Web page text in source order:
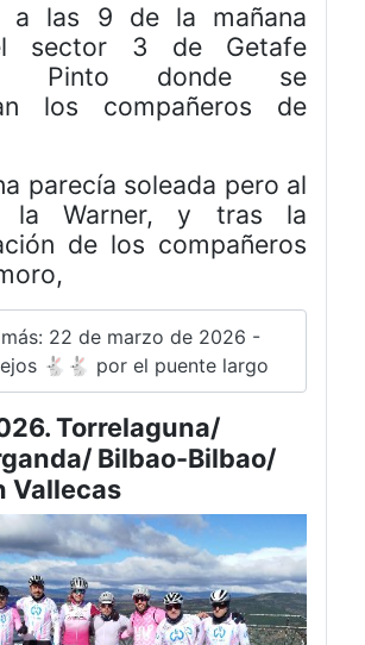
a las 9 de la mañana
sector 3 de Getafe
Pinto donde se
los compañeros de
parecía soleada pero al
la Warner, y tras la
de los compañeros
22 de marzo de 2026 -
🐇🐇 por el puente largo
Torrelaguna/
Bilbao-Bilbao/
Vallecas